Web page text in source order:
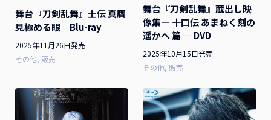
舞台『刀剣乱舞』士伝 真贋
見極める眼 Blu-ray
2025年11月26日発売
その他 販売
舞台『刀剣乱舞』蔵出し映
像集― 十口伝 あまねく刻の
遥かへ 篇 ― DVD
2025年10月15日発売
その他 販売